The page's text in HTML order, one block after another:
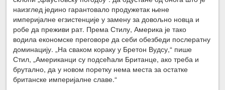
наизглед једино гарантовало продужетак њене
империјалне егзистенције у замену за довољно новца и
робе да преживи рат. Према Стилу, Америка је тако
водила економске преговоре да себи обезбеди послератну
доминацију. „На сваком кораку у Бретон Вудсу,“ пише
Стил, „Американци су подсећали Британце, ако треба и
брутално, да у новом поретку нема места за остатке
британске империјалне славе.“